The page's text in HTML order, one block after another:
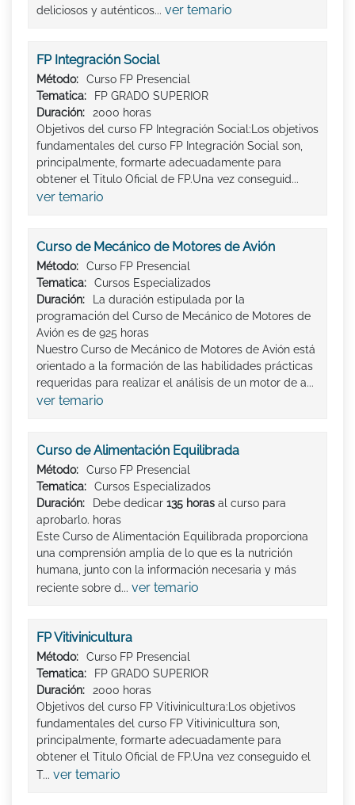
deliciosos y auténticos... ver temario
FP Integración Social
Método:
Curso FP Presencial
Tematica:
FP GRADO SUPERIOR
Duración:
2000 horas
Objetivos del curso FP Integración Social:Los objetivos
fundamentales del curso FP Integración Social son,
principalmente, formarte adecuadamente para
obtener el Titulo Oficial de FP.Una vez conseguid...
ver temario
Curso de Mecánico de Motores de Avión
Método:
Curso FP Presencial
Tematica:
Cursos Especializados
Duración:
La duración estipulada por la
programación del Curso de Mecánico de Motores de
Avión es de 925 horas
Nuestro Curso de Mecánico de Motores de Avión está
orientado a la formación de las habilidades prácticas
requeridas para realizar el análisis de un motor de a...
ver temario
Curso de Alimentación Equilibrada
Método:
Curso FP Presencial
Tematica:
Cursos Especializados
Duración:
Debe dedicar 135 horas al curso para
aprobarlo. horas
Este Curso de Alimentación Equilibrada proporciona
una comprensión amplia de lo que es la nutrición
humana, junto con la información necesaria y más
reciente sobre d... ver temario
FP Vitivinicultura
Método:
Curso FP Presencial
Tematica:
FP GRADO SUPERIOR
Duración:
2000 horas
Objetivos del curso FP Vitivinicultura:Los objetivos
fundamentales del curso FP Vitivinicultura son,
principalmente, formarte adecuadamente para
obtener el Titulo Oficial de FP.Una vez conseguido el
T... ver temario